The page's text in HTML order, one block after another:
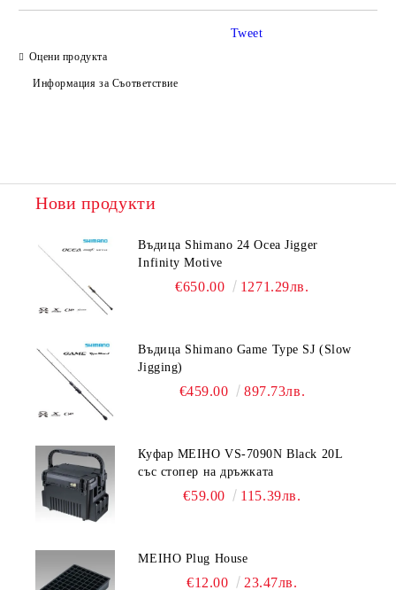
Оцени продукта
Информация за Съответствие
Tweet
Нови продукти
Въдица Shimano 24 Ocea Jigger
Infinity Motive
€650.00 1271.29лв.
Въдица Shimano Game Type SJ (Slow
Jigging)
€459.00 897.73лв.
Куфар MEIHO VS-7090N Black 20L
със стопер на дръжката
€59.00 115.39лв.
MEIHO Plug House
€12.00 23.47лв.